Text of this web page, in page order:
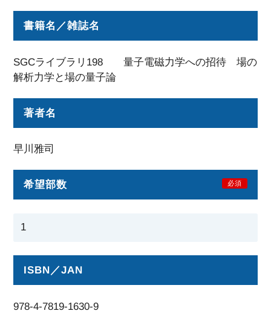
書籍名／雑誌名
SGCライブラリ198 量子電磁力学への招待 場の
解析力学と場の量子論
著者名
早川雅司
希望部数 必須
ISBN／JAN
978-4-7819-1630-9